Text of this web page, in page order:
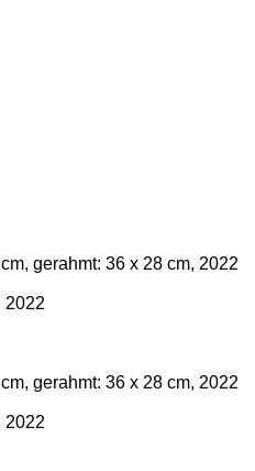
gerahmt: 36 x 28 cm, 2022
2022
gerahmt: 36 x 28 cm, 2022
2022